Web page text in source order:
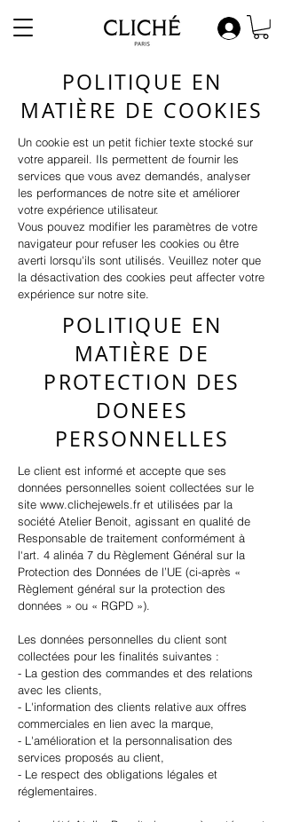
POLITIQUE EN
MATIÈRE DE COOKIES
Un cookie est un petit fichier texte stocké sur
votre appareil. Ils permettent de fournir les
services que vous avez demandés, analyser
les performances de notre site et améliorer
votre expérience utilisateur.
Vous pouvez modifier les paramètres de votre
navigateur pour refuser les cookies ou être
averti lorsqu'ils sont utilisés. Veuillez noter que
la désactivation des cookies peut affecter votre
expérience sur notre site.​
POLITIQUE EN
MATIÈRE DE
PROTECTION DES
DONEES
PERSONNELLES
Le client est informé et accepte que ses
données personnelles soient collectées sur le
site www.clichejewels.fr et utilisées par la
société Atelier Benoit, agissant en qualité de
Responsable de traitement conformément à
l‘art. 4 alinéa 7 du Règlement Général sur la
Protection des Données de l’UE (ci-après «
Règlement général sur la protection des
données » ou « RGPD »).
Les données personnelles du client sont
collectées pour les finalités suivantes :
- La gestion des commandes et des relations
avec les clients,
- L'information des clients relative aux offres
commerciales en lien avec la marque,
- L'amélioration et la personnalisation des
services proposés au client,
- Le respect des obligations légales et
réglementaires.